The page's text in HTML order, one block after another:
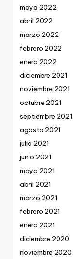
mayo 2022
abril 2022
marzo 2022
febrero 2022
enero 2022
diciembre 2021
noviembre 2021
octubre 2021
septiembre 2021
agosto 2021
julio 2021
junio 2021
mayo 2021
abril 2021
marzo 2021
febrero 2021
enero 2021
diciembre 2020
noviembre 2020